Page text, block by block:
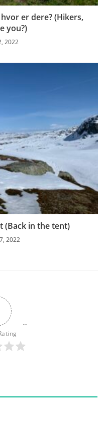
er dere? (Hikers,
you?)
2022
(Back in the tent)
2022